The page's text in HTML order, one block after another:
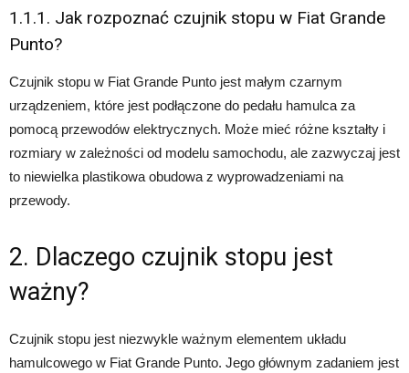
1.1.1. Jak rozpoznać czujnik stopu w Fiat Grande
Punto?
Czujnik stopu w Fiat Grande Punto jest małym czarnym
urządzeniem, które jest podłączone do pedału hamulca za
pomocą przewodów elektrycznych. Może mieć różne kształty i
rozmiary w zależności od modelu samochodu, ale zazwyczaj jest
to niewielka plastikowa obudowa z wyprowadzeniami na
przewody.
2. Dlaczego czujnik stopu jest
ważny?
Czujnik stopu jest niezwykle ważnym elementem układu
hamulcowego w Fiat Grande Punto. Jego głównym zadaniem jest